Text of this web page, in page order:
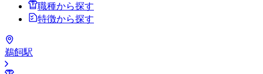
職種から探す
特徴から探す
鵜飼駅